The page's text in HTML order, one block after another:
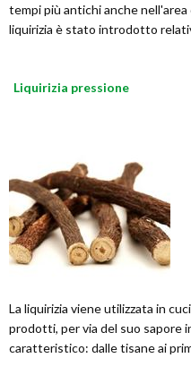
tempi più antichi anche
liquirizia è stato introdotto
Liquirizia pressione
La liquirizia viene utilizzata in
prodotti, per via del suo sapore
caratteristico: dalle tisane ai